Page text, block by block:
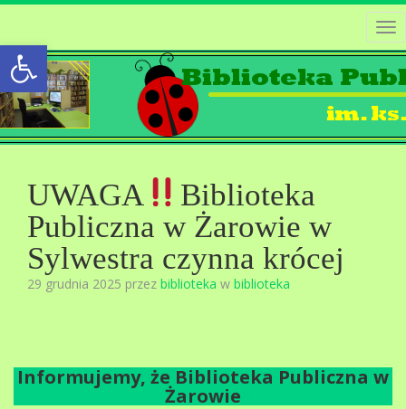
Open toolbar
UWAGA
Biblioteka
Publiczna w Żarowie w
Sylwestra czynna krócej
29 grudnia 2025 przez biblioteka w biblioteka
Informujemy, że Biblioteka Publiczna w
Żarowie